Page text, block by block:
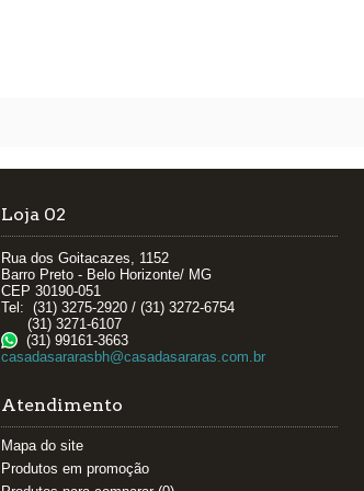
Loja 02
Rua dos Goitacazes, 1152
Barro Preto - Belo Horizonte/ MG
CEP 30190-051
Tel: (31) 3275-2920 / (31) 3272-6754
(31) 3271-6107
(31) 99161-3663
casadasararasbh@casadasararas.com.br
Atendimento
Mapa do site
Produtos em promoção